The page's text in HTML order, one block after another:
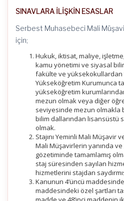
SINAVLARA İLİŞKİN ESASLAR
Serbest Muhasebeci Mali
için;
Hukuk, iktisat, maliye,
kamu yönetimi ve siyasal
fakülte ve yüksekokullardan
Yükseköğretim Kurumunca
yükseköğretim
mezun olmak veya diğer
seviyesinde mezun olmakla
bilim dallarından lisansüstü
olmak.
Stajını Yeminli Mali Müşavir
Mali Müşavirlerin yanında
gözetiminde tamamlamış
staj süresinden sayılan
hizmetlerini stajdan
Kanunun 4’üncü
maddesindeki özel şartları